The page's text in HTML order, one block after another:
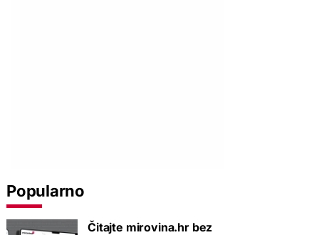
Popularno
Čitajte mirovina.hr bez